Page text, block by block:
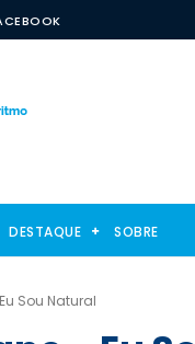
DESTAQUE SOBRE
Sou Natural